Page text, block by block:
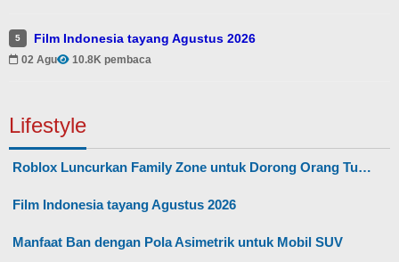
5 Film Indonesia tayang Agustus 2026
02 Agu 10.8K pembaca
Lifestyle
Roblox Luncurkan Family Zone untuk Dorong Orang Tu…
Film Indonesia tayang Agustus 2026
Manfaat Ban dengan Pola Asimetrik untuk Mobil SUV